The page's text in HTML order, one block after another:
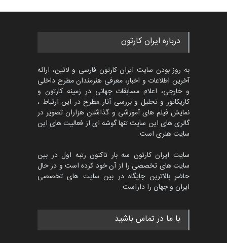
پنجمین مسابقۀ بین‌المللی
کارتون CARTUNION ، …
جشنواره بین‌المللی کارتون
مدارس پرتغال، ۲۰۲۷
مهلت 4 ماه دیگر
پنجمین مسابقۀ بین‌المللی
کارتون طنز «کلاه‌ای…
مهلت
گالری حدود یک ماه قبل
درباره ایران کارتون
به روز بودن سایت ایران کارتون فارسی و لاتین، ارائه
آخرین اطلاعات و اخبار، معرفی هنرمندان مطرح داخلی
و خارجی، اعلام مسابقات جهانی در زمینه کارتون و
کاریکاتور و تحلیل و بررسی آثار مطرح در این ارتباط ،
نمایش فیلم های آموزشی و گذاشتن هزاران تصویر در
گالری های این سایت تنها گوشه ای از فعالیت های این
سایت هنری است.
سایت ایران کارتون سه بار تاکنون رتبه اول در بین
سایت های تخصصی را از آن خود کرده است و در حال
حاضر بالاترین جایگاه در بین سایت های تخصصی
ایران و جهان را داراست.
با ما در تماس باشید